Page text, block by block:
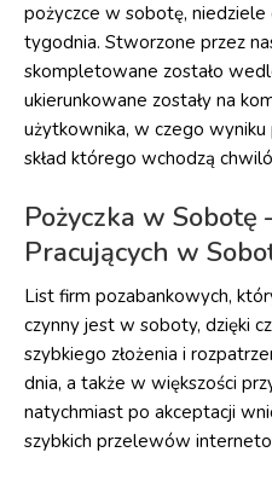
pożyczce w sobotę, niedziele
tygodnia. Stworzone przez
skompletowane zostało
ukierunkowane zostały na
użytkownika, w czego wyniku
skład którego wchodzą
Pożyczka w Sobotę
Pracujących w
List firm pozabankowych,
czynny jest w soboty, dzięki
szybkiego złożenia i
dnia, a także w większości
natychmiast po akceptacji
szybkich przelewów